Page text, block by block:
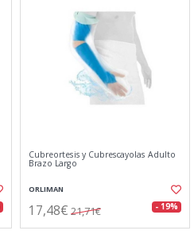
Cubreortesis y Cubrescayolas Adulto
Brazo Largo
ORLIMAN
17,48€ 21,71€ - 19%